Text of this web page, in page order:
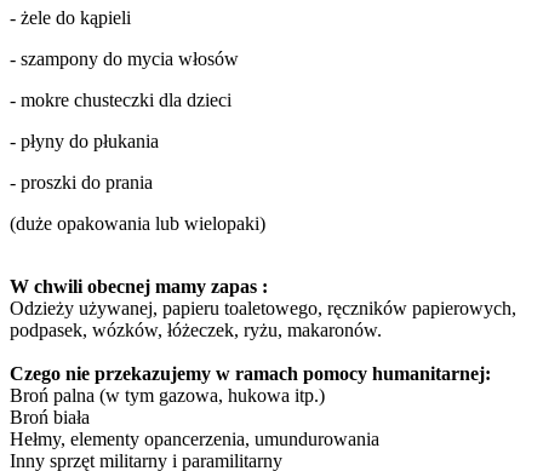
- żele do kąpieli
- szampony do mycia włosów
- mokre chusteczki dla dzieci
- płyny do płukania
- proszki do prania
(duże opakowania lub wielopaki)
W chwili obecnej mamy zapas :
Odzieży używanej, papieru toaletowego, ręczników papierowych,
podpasek, wózków, łóżeczek, ryżu, makaronów.
Czego nie przekazujemy w ramach pomocy humanitarnej:
Broń palna (w tym gazowa, hukowa itp.)
Broń biała
Hełmy, elementy opancerzenia, umundurowania
Inny sprzęt militarny i paramilitarny